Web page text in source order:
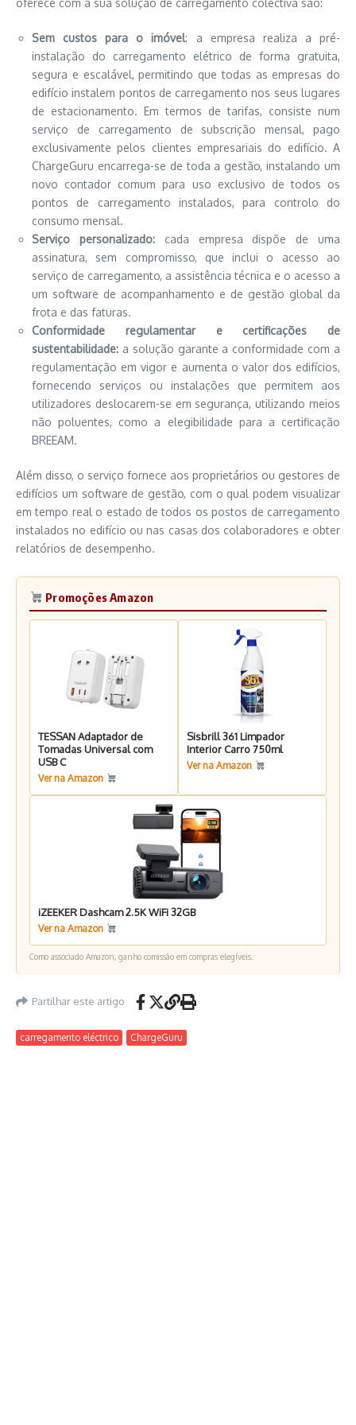
Sem custos para o imóvel: a empresa realiza a pré-
instalação do carregamento elétrico de forma gratuita,
segura e escalável, permitindo que todas as empresas do
edifício instalem pontos de carregamento nos seus lugares
de estacionamento. Em termos de tarifas, consiste num
serviço de carregamento de subscrição mensal, pago
exclusivamente pelos clientes empresariais do edifício. A
ChargeGuru encarrega-se de toda a gestão, instalando um
novo contador comum para uso exclusivo de todos os
pontos de carregamento instalados, para controlo do
consumo mensal.
Serviço personalizado:cada empresa dispõe de uma
assinatura, sem compromisso, que inclui o acesso ao
serviço de carregamento, a assistência técnica e o acesso a
um software de acompanhamento e de gestão global da
frota e das faturas.
Conformidade regulamentar e certificações de
sustentabilidade: a solução garante a conformidade com a
regulamentação em vigor e aumenta o valor dos edifícios,
fornecendo serviços ou instalações que permitem aos
utilizadores deslocarem-se em segurança, utilizando meios
não poluentes, como a elegibilidade para a certificação
BREEAM.
Além disso, o serviço fornece aos proprietários ou gestores de
edifícios um software de gestão, com o qual podem visualizar
em tempo real o estado de todos os postos de carregamento
instalados no edifício ou nas casas dos colaboradores e obter
relatórios de desempenho.
Promoções Amazon
TESSAN Adaptador de
Tomadas Universal com
USB C
Ver na Amazon
Sisbrill 361 Limpador
Interior Carro 750ml
Ver na Amazon
iZEEKER Dashcam 2.5K WiFi 32GB
Ver na Amazon
Como associado Amazon, ganho comissão em compras elegíveis.
Partilhar este artigo
carregamento eléctrico ChargeGuru